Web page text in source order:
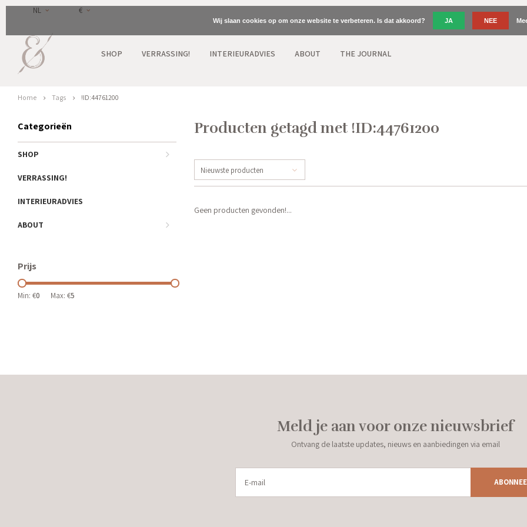
NL €
SHOP VERRASSING! INTERIEURADVIES ABOUT THE JOURNAL
Home Tags !ID:44761200
Categorieën
SHOP
VERRASSING!
INTERIEURADVIES
ABOUT
Prijs
Min: €0 Max: €5
Producten getagd met !ID:44761200
Nieuwste producten
Geen producten gevonden!...
Meld je aan voor onze nieuwsbrief
Ontvang de laatste updates, nieuws en aanbiedingen via email
Wij slaan cookies op om onze website te verbeteren. Is dat akkoord? JA NEE